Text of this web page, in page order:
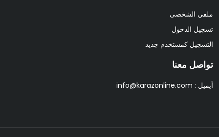
ملفي الشخصى
تسجيل الدخول
التسجيل كمستخدم جديد
تواصل معنا
أيميل : info@karazonline.com